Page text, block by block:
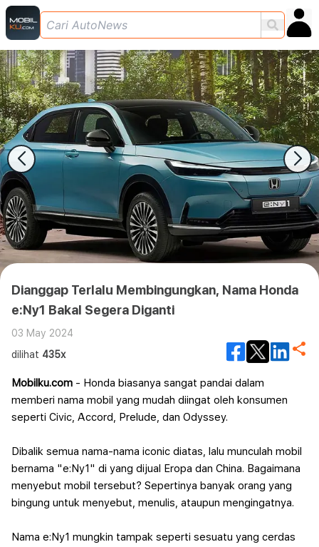
Dianggap Terlalu Membingungkan, Nama Honda
e:Ny1 Bakal Segera Diganti
03 May 2024
dilihat 435x
Mobilku.com - Honda biasanya sangat pandai dalam
memberi nama mobil yang mudah diingat oleh konsumen
seperti Civic, Accord, Prelude, dan Odyssey.
Dibalik semua nama-nama iconic diatas, lalu munculah mobil
bernama "e:Ny1" di yang dijual Eropa dan China. Bagaimana
menyebut mobil tersebut? Sepertinya banyak orang yang
bingung untuk menyebut, menulis, ataupun mengingatnya.
Nama e:Ny1 mungkin tampak seperti sesuatu yang cerdas